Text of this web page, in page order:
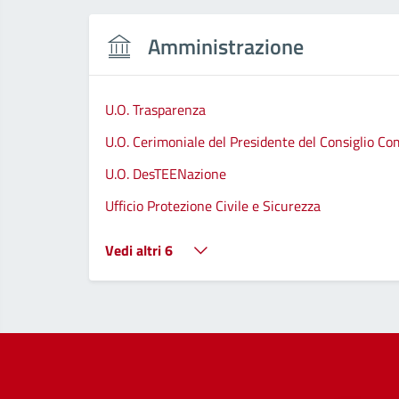
Amministrazione
U.O. Trasparenza
U.O. Cerimoniale del Presidente del Consiglio
U.O. DesTEENazione
Ufficio Protezione Civile e Sicurezza
Vedi altri 6